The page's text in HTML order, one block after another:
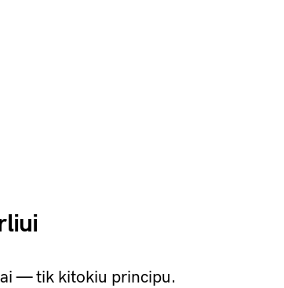
— tik kitokiu principu.